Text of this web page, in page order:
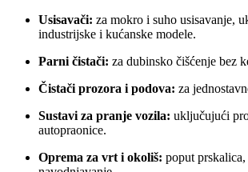
Usisavači: za mokro i suho usisavanje,
industrijske i kućanske modele.
Parni čistači: za dubinsko čišćenje bez
Čistači prozora i podova: za
Sustavi za pranje vozila: uključujući
autopraonice.
Oprema za vrt i okoliš: poput